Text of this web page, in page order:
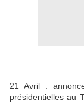
21 Avril :
présidentielles au